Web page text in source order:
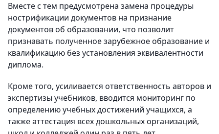
Вместе с тем предусмотрена замена процедуры
нострификации документов на признание
документов об образовании, что позволит
признавать полученное зарубежное образование и
квалификацию без установления эквивалентности
диплома.
Кроме того, усиливается ответственность авторов и
экспертизы учебников, вводится мониторинг по
определению учебных достижений учащихся, а
также аттестация всех дошкольных организаций,